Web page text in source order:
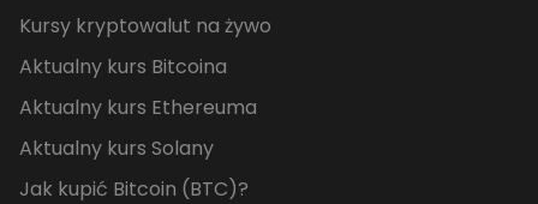
Kursy kryptowalut na żywo
Aktualny kurs Bitcoina
Aktualny kurs Ethereuma
Aktualny kurs Solany
Jak kupić Bitcoin (BTC)?